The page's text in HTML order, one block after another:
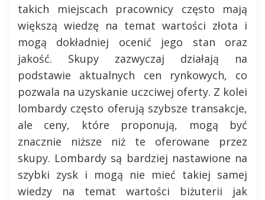
takich miejscach pracownicy często mają
większą wiedzę na temat wartości złota i
mogą dokładniej ocenić jego stan oraz
jakość. Skupy zazwyczaj działają na
podstawie aktualnych cen rynkowych, co
pozwala na uzyskanie uczciwej oferty. Z kolei
lombardy często oferują szybsze transakcje,
ale ceny, które proponują, mogą być
znacznie niższe niż te oferowane przez
skupy. Lombardy są bardziej nastawione na
szybki zysk i mogą nie mieć takiej samej
wiedzy na temat wartości biżuterii jak